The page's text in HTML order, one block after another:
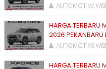
AUTOMOTIVE
HARGA TERBARU
2026 PEKANBARU
AUTOMOTIVE
HARGA TERBARU